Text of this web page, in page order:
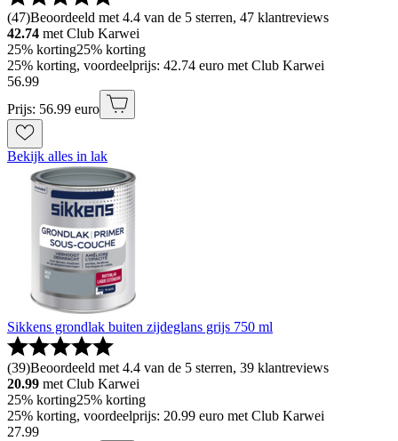
(47)Beoordeeld met 4.4 van de 5 sterren, 47 klantreviews
42.74 met Club Karwei
25% korting25% korting
25% korting, voordeelprijs: 42.74 euro met Club Karwei
56.99
Prijs: 56.99 euro
Bekijk alles in lak
Sikkens grondlak buiten zijdeglans grijs 750 ml
(39)Beoordeeld met 4.4 van de 5 sterren, 39 klantreviews
20.99 met Club Karwei
25% korting25% korting
25% korting, voordeelprijs: 20.99 euro met Club Karwei
27.99